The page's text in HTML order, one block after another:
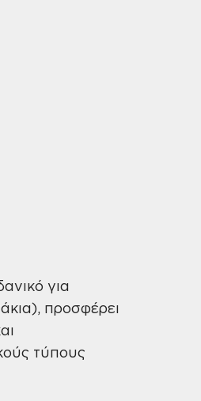
για
προσφέρει
τύπους